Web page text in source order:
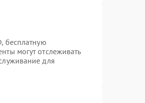
бесплатную
могут отслеживать
для